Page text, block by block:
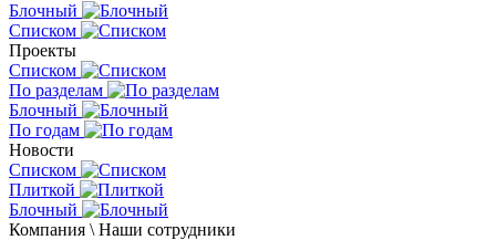
Блочный
Списком
Проекты
Списком
По разделам
Блочный
По годам
Новости
Списком
Плиткой
Блочный
Компания \ Наши сотрудники